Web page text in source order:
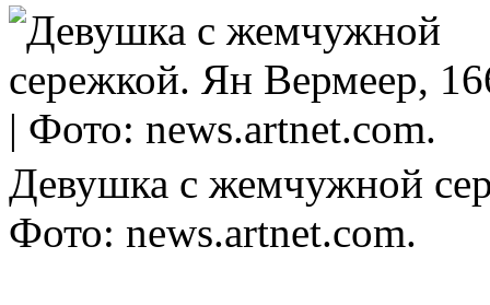
Девушка с жемчужной
Фото: news.artnet.com.